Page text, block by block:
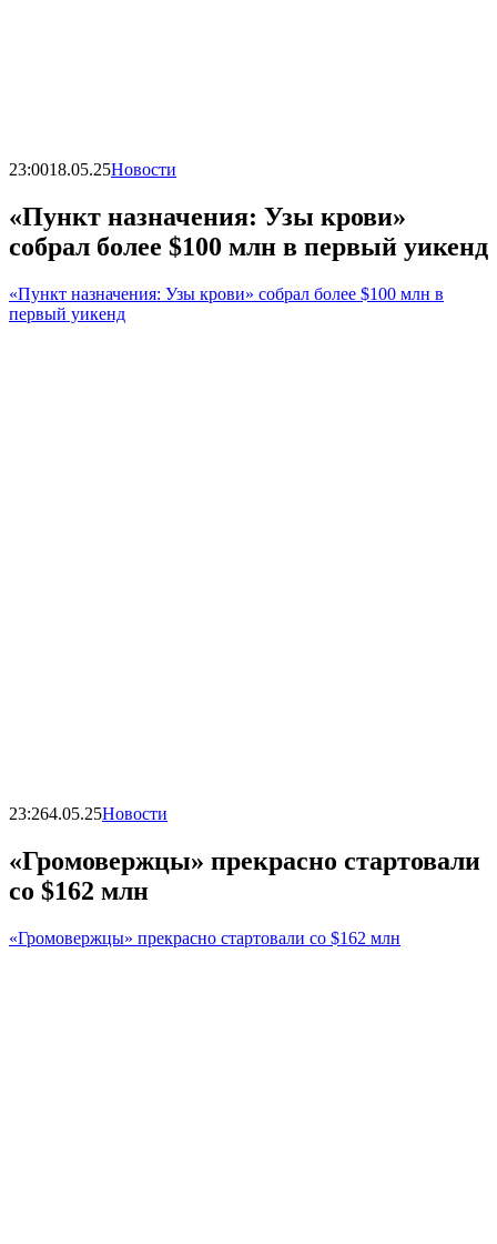
23:0018.05.25Новости
«Пункт назначения: Узы крови»
собрал более $100 млн в первый уикенд
«Пункт назначения: Узы крови» собрал более $100 млн в
первый уикенд
23:264.05.25Новости
«Громовержцы» прекрасно стартовали
со $162 млн
«Громовержцы» прекрасно стартовали со $162 млн